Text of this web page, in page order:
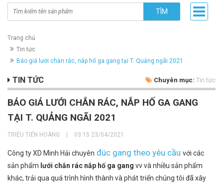
TÌM
Trang chủ
Tin tức
Báo giá lưới chắn rác, nắp hố ga gang tại T. Quảng ngãi 2021
TIN TỨC Chuyên mục: Tin tức
BÁO GIÁ LƯỚI CHẮN RÁC, NẮP HỐ GA GANG
TẠI T. QUẢNG NGÃI 2021
TRIỆU TIẾN HOÀNG 03:15 23/04/2021
Công ty XD Minh Hải chuyên đúc gang theo yêu cầu với các
sản phẩm lưới chắn rác nắp hố ga gang vv và nhiều sản phẩm
khác, trải qua quá trình hình thành và phát triển chúng tôi đã xây